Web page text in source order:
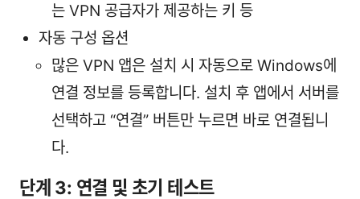
는 VPN 공급자가 제공하는 키 등
자동 구성 옵션
많은 VPN 앱은 설치 시 자동으로 Windows에
연결 정보를 등록합니다. 설치 후 앱에서 서버를
선택하고 “연결” 버튼만 누르면 바로 연결됩니
다.
단계 3: 연결 및 초기 테스트